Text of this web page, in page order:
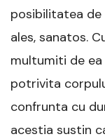
posibilitatea de
ales, sanatos.
multumiti de
potrivita
confrunta cu
acestia sustin